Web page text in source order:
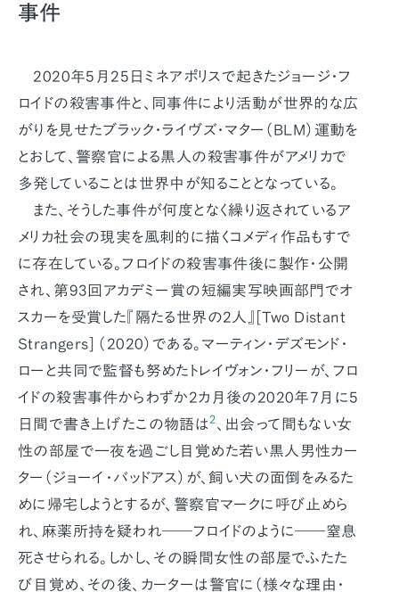
事件
2020年5月25日ミネアポリスで起きたジョージ・フ
ロイドの殺害事件と、同事件により活動が世界的な広
がりを見せたブラック・ライヴズ・マター（BLM）運動を
とおして、警察官による黒人の殺害事件がアメリカで
多発していることは世界中が知ることとなっている。
また、そうした事件が何度となく繰り返されているア
メリカ社会の現実を風刺的に描くコメディ作品もすで
に存在している。フロイドの殺害事件後に製作・公開
され、第93回アカデミー賞の短編実写映画部門でオ
スカーを受賞した『隔たる世界の2人』[ Two Distant
Strangers ] （2020）である。マーティン・デズモンド・
ローと共同で監督も努めたトレイヴォン・フリーが、フロ
イドの殺害事件からわずか2カ月後の2020年7月に5
日間で書き上げたこの物語は2、出会って間もない女
性の部屋で一夜を過ごし目覚めた若い黒人男性カー
ター（ジョーイ・バッドアス）が、飼い犬の面倒をみるた
めに帰宅しようとするが、警察官マークに呼び止めら
れ、麻薬所持を疑われ――フロイドのように――窒息
死させられる。しかし、その瞬間女性の部屋でふたた
び目覚め、その後、カーターは警官に（様々な理由・